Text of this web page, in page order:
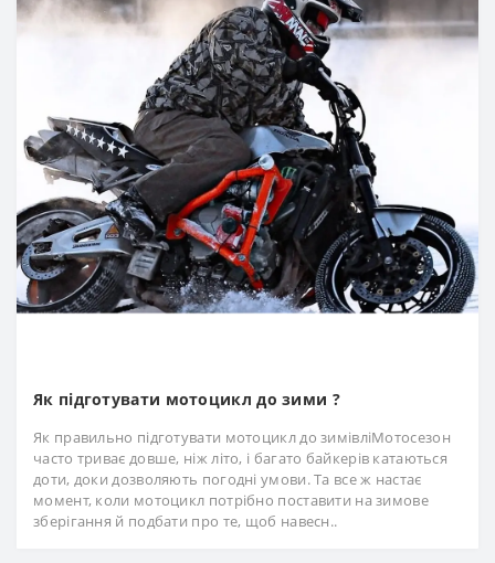
Як підготувати мотоцикл до зими ?
Як правильно підготувати мотоцикл до зимівліМотосезон
часто триває довше, ніж літо, і багато байкерів катаються
доти, доки дозволяють погодні умови. Та все ж настає
момент, коли мотоцикл потрібно поставити на зимове
зберігання й подбати про те, щоб навесн..